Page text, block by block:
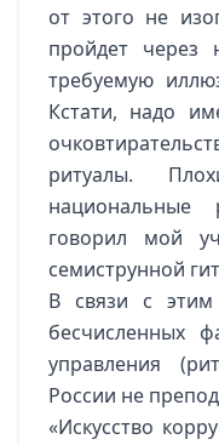
от этого не
пройдет через
требуемую
Кстати, надо
ритуалы.
национальные
говорил мой
семиструнной
В связи с
бесчисленных
управления
России не
«Искусство